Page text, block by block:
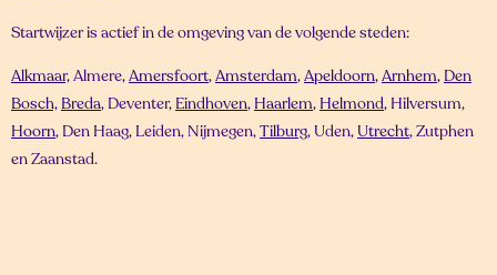
Startwijzer is actief in de omgeving van de volgende steden:
Alkmaar,Almere,Amersfoort,Amsterdam,Apeldoorn,Arnhem, Den
Bosch, Breda, Deventer, Eindhoven, Haarlem, Helmond, Hilversum,
Hoorn, Den Haag, Leiden, Nijmegen,Tilburg, Uden,Utrecht, Zutphen
en Zaanstad.